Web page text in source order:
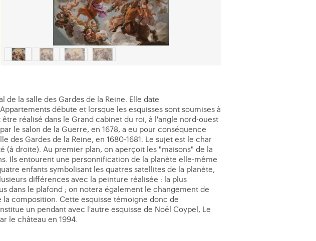
la salle des Gardes de la Reine. Elle date
débute et lorsque les esquisses sont soumises à
réalisé dans le Grand cabinet du roi, à l'angle nord-ouest
le salon de la Guerre, en 1678, a eu pour conséquence
des Gardes de la Reine, en 1680-1681. Le sujet est le char
(à droite). Au premier plan, on aperçoit les "maisons" de la
Ils entourent une personnification de la planète elle-même
enfants symbolisant les quatres satellites de la planète,
différences avec la peinture réalisée : la plus
dans le plafond ; on notera également le changement de
composition. Cette esquisse témoigne donc de
un pendant avec l'autre esquisse de Noël Coypel, Le
le château en 1994.